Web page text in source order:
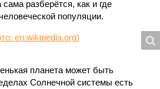
разберётся, как и где
популяции.
планета может быть
Солнечной системы есть